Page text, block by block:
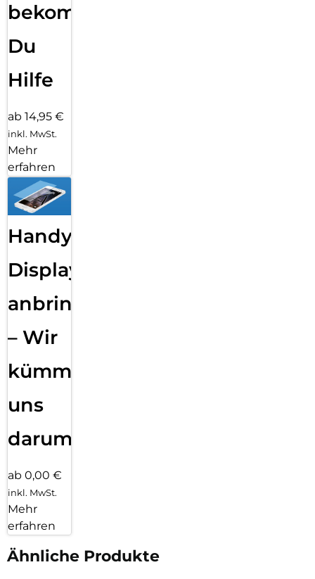
bekommst
Du
Hilfe
ab 14,95 €
inkl. MwSt.
Mehr
erfahren
Handy
Displayfolie
anbringen
– Wir
kümmern
uns
darum!
ab 0,00 €
inkl. MwSt.
Mehr
erfahren
Ähnliche Produkte